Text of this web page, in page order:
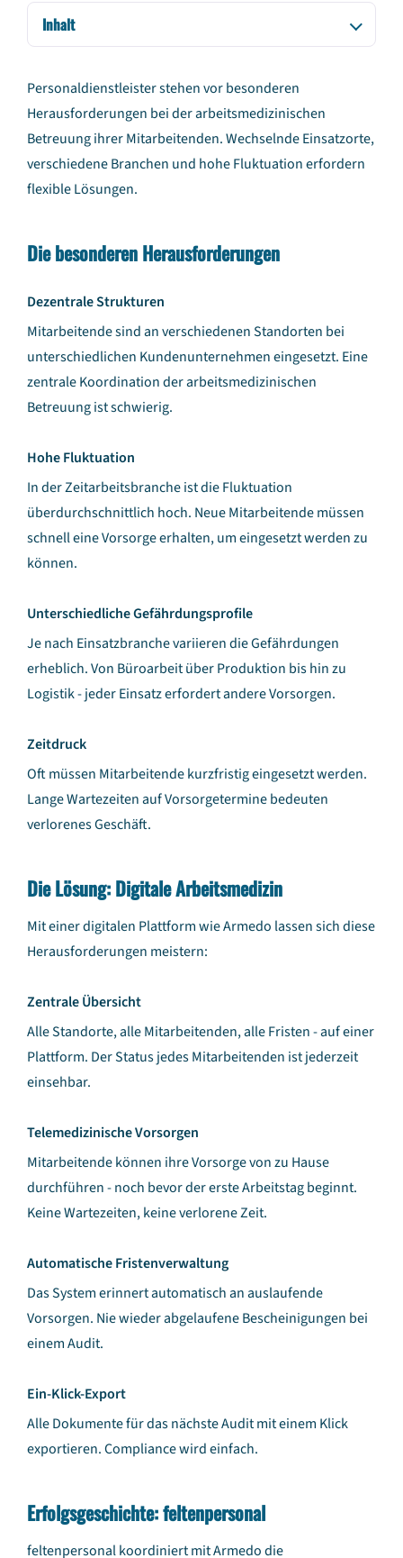
Inhalt
Personaldienstleister stehen vor besonderen
Herausforderungen bei der arbeitsmedizinischen
Betreuung ihrer Mitarbeitenden. Wechselnde Einsatzorte,
verschiedene Branchen und hohe Fluktuation erfordern
flexible Lösungen.
Die besonderen Herausforderungen
Dezentrale Strukturen
Mitarbeitende sind an verschiedenen Standorten bei
unterschiedlichen Kundenunternehmen eingesetzt. Eine
zentrale Koordination der arbeitsmedizinischen
Betreuung ist schwierig.
Hohe Fluktuation
In der Zeitarbeitsbranche ist die Fluktuation
überdurchschnittlich hoch. Neue Mitarbeitende müssen
schnell eine Vorsorge erhalten, um eingesetzt werden zu
können.
Unterschiedliche Gefährdungsprofile
Je nach Einsatzbranche variieren die Gefährdungen
erheblich. Von Büroarbeit über Produktion bis hin zu
Logistik - jeder Einsatz erfordert andere Vorsorgen.
Zeitdruck
Oft müssen Mitarbeitende kurzfristig eingesetzt werden.
Lange Wartezeiten auf Vorsorgetermine bedeuten
verlorenes Geschäft.
Die Lösung: Digitale Arbeitsmedizin
Mit einer digitalen Plattform wie Armedo lassen sich diese
Herausforderungen meistern:
Zentrale Übersicht
Alle Standorte, alle Mitarbeitenden, alle Fristen - auf einer
Plattform. Der Status jedes Mitarbeitenden ist jederzeit
einsehbar.
Telemedizinische Vorsorgen
Mitarbeitende können ihre Vorsorge von zu Hause
durchführen - noch bevor der erste Arbeitstag beginnt.
Keine Wartezeiten, keine verlorene Zeit.
Automatische Fristenverwaltung
Das System erinnert automatisch an auslaufende
Vorsorgen. Nie wieder abgelaufene Bescheinigungen bei
einem Audit.
Ein-Klick-Export
Alle Dokumente für das nächste Audit mit einem Klick
exportieren. Compliance wird einfach.
Erfolgsgeschichte: feltenpersonal
feltenpersonal koordiniert mit Armedo die